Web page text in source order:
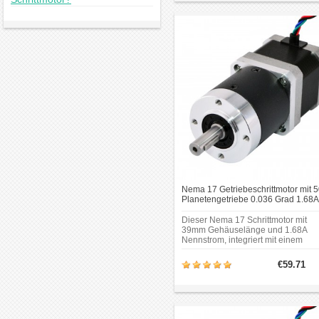
Nema 17 Getriebeschrittmotor mit
Planetengetriebe 0.036 Grad 1.68A
Dieser Nema 17 Schrittmotor mit
39mm Gehäuselänge und 1.68A
Nennstrom, integriert mit einem
Getriebe übersetzung. Getriebetyp:
Planeten;Übersetzungsverhältnis:
Drehmoment: 15Nm(2124oz.in).
€59.71